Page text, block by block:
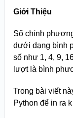
Giới Thiệu
Số chính
dưới dạng bình
số như 1, 4, 9,
lượt là bình
Trong bài viết
Python để in ra